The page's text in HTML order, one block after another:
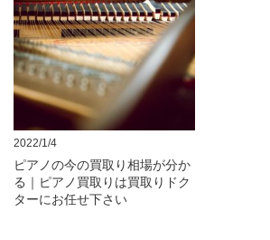
2022/1/4
ピアノの今の買取り相場が分か
る｜ピアノ買取りは買取りドク
ターにお任せ下さい